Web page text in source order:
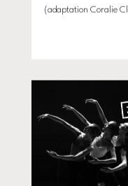
(adaptation Coralie